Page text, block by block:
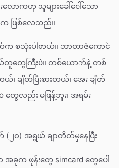
ာကဟု သူများခေါ်ဝေါ်သော
က ဖြစ်လေသည်။
က စသုံးပါတယ်။ ဘာတာဇံကောင်
တွေကြီးပဲ။ တစ်ယောက်နဲ့ တစ်
ျိတ်ပြီးစားတယ်၊ အေး ချိတ်
ေလည်း မဖြန့်ဘူး၊ အရမ်း
၀) အရွယ် ချာတိတ်မှနေပြီး
အခုက ဖုန်းတွေ simcard တွေပေါ